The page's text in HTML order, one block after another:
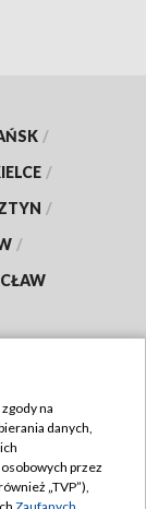
/
/
/
/
na
danych,
przez
„TVP”),